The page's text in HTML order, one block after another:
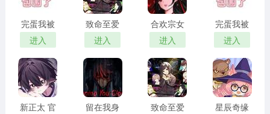
完蛋我被
男同学包
围了 官方
正版
进入
致命至爱
中文版
进入
合欢宗女
修传 汉化
版
进入
完蛋我被
男同学包
围了 正版
进入
新正太 官
留在我身
致命至爱
星辰奇缘